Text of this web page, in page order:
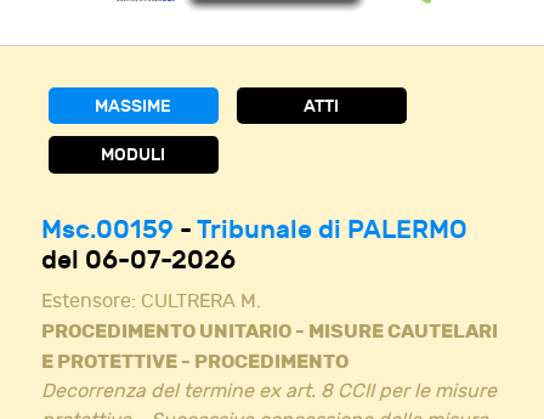
MASSIME ATTI
MODULI
Msc.00159 - Tribunale di PALERMO
del 06-07-2026
Estensore: CULTRERA M.
PROCEDIMENTO UNITARIO - MISURE CAUTELARI
E PROTETTIVE - PROCEDIMENTO
Decorrenza del termine ex art. 8 CCII per le misure